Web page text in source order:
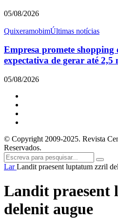
05/08/2026
QuixeramobimÚltimas notícias
Empresa promete
expectativa de gerar até 2,5
05/08/2026
© Copyright 2009-2025. Revista
Reservados.
LarLandit praesent luptatum zzril
Landit praesent
delenit augue